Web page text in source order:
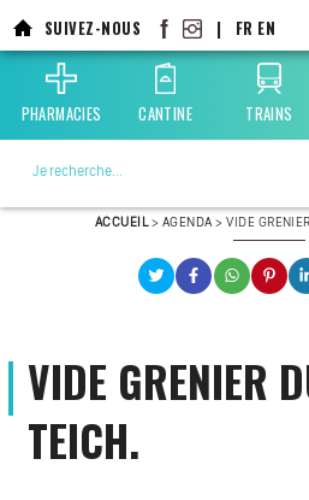
au
contenu
principal
SUIVEZ-NOUS | FR EN
PHARMACIES CANTINE TRAINS
ACCUEIL> AGENDA >VIDE
VIDE GRENIER
TEICH.